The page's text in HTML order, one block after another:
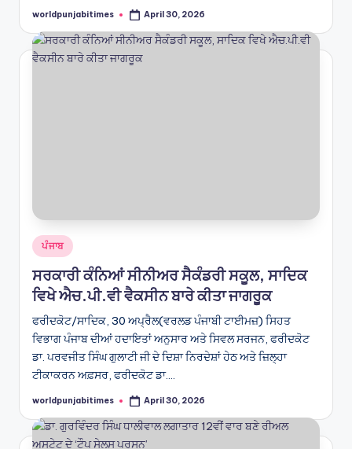
Posted
worldpunjabitimes April 30, 2026
Posted
in
ਪੰਜਾਬ
ਸਰਕਾਰੀ ਕੰਨਿਆਂ ਸੀਨੀਅਰ ਸੈਕੰਡਰੀ ਸਕੂਲ, ਸਾਦਿਕ
ਵਿਖੇ ਐਚ.ਪੀ.ਵੀ ਵੈਕਸੀਨ ਬਾਰੇ ਕੀਤਾ ਜਾਗਰੂਕ
ਫਰੀਦਕੋਟ/ਸਾਦਿਕ, 30 ਅਪ੍ਰੈਲ(ਵਰਲਡ ਪੰਜਾਬੀ ਟਾਈਮਜ਼) ਸਿਹਤ
ਵਿਭਾਗ ਪੰਜਾਬ ਦੀਆਂ ਹਦਾਇਤਾਂ ਅਨੁਸਾਰ ਅਤੇ ਸਿਵਲ ਸਰਜਨ, ਫਰੀਦਕੋਟ
ਡਾ. ਪਰਵਜੀਤ ਸਿੰਘ ਗੁਲਾਟੀ ਜੀ ਦੇ ਦਿਸ਼ਾ ਨਿਰਦੇਸ਼ਾਂ ਹੇਠ ਅਤੇ ਜ਼ਿਲ੍ਹਾ
ਟੀਕਾਕਰਨ ਅਫ਼ਸਰ, ਫਰੀਦਕੋਟ ਡਾ.…
Posted
worldpunjabitimes April 30, 2026